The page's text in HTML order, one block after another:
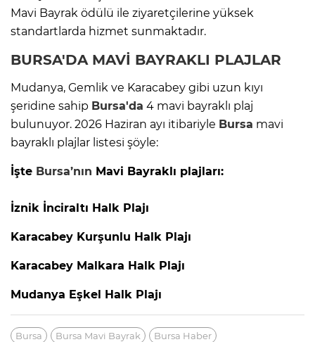
Mavi Bayrak ödülü ile ziyaretçilerine yüksek
standartlarda hizmet sunmaktadır.
BURSA'DA MAVİ BAYRAKLI PLAJLAR
Mudanya, Gemlik ve Karacabey gibi uzun kıyı
şeridine sahip Bursa'da 4 mavi bayraklı plaj
bulunuyor. 2026 Haziran ayı itibariyle Bursa mavi
bayraklı plajlar listesi şöyle:
İşte Bursa’nın Mavi Bayraklı plajları:
İznik İnciraltı Halk Plajı
Karacabey Kurşunlu Halk Plajı
Karacabey Malkara Halk Plajı
Mudanya Eşkel Halk Plajı
Bursa Bursa Mavi Bayrak Bursa Haber